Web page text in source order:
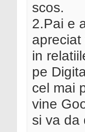
scos.
2.Pai e
in
pe
cel mai
vine
si va da